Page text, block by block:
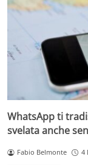
WhatsApp ti
svelata anche
Fabio Belmonte 4